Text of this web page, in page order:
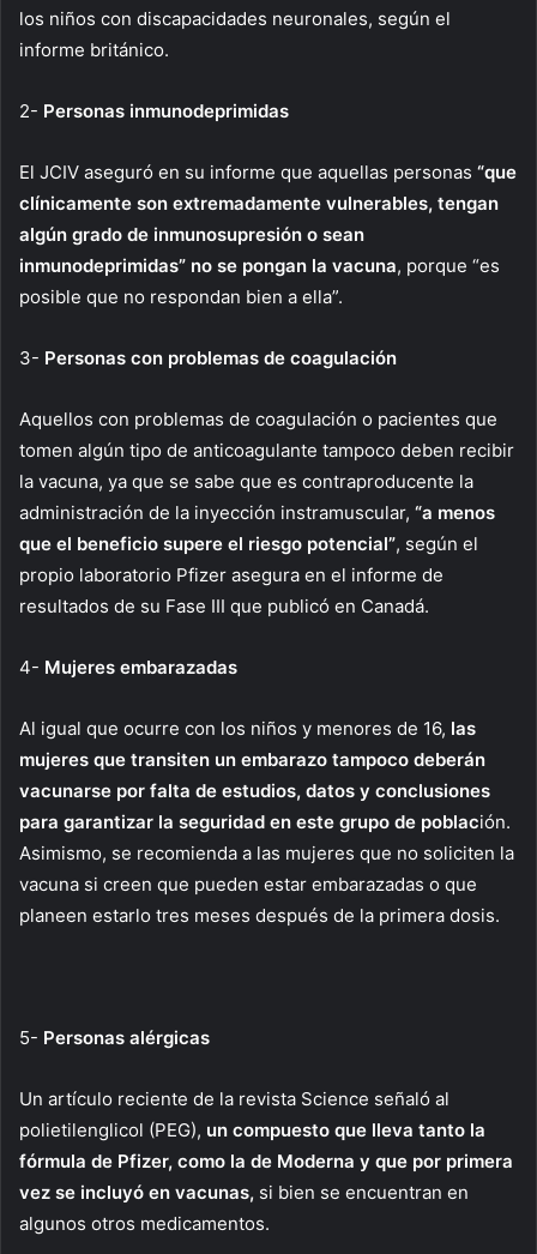
los niños con discapacidades neuronales, según el
informe británico.
2- Personas inmunodeprimidas
El JCIV aseguró en su informe que aquellas personas “que
clínicamente son extremadamente vulnerables, tengan
algún grado de inmunosupresión o sean
inmunodeprimidas” no se pongan la vacuna, porque “es
posible que no respondan bien a ella”.
3- Personas con problemas de coagulación
Aquellos con problemas de coagulación o pacientes que
tomen algún tipo de anticoagulante tampoco deben recibir
la vacuna, ya que se sabe que es contraproducente la
administración de la inyección instramuscular, “a menos
que el beneficio supere el riesgo potencial”, según el
propio laboratorio Pfizer asegura en el informe de
resultados de su Fase III que publicó en Canadá.
4- Mujeres embarazadas
Al igual que ocurre con los niños y menores de 16, las
mujeres que transiten un embarazo tampoco deberán
vacunarse por falta de estudios, datos y conclusiones
para garantizar la seguridad en este grupo de población.
Asimismo, se recomienda a las mujeres que no soliciten la
vacuna si creen que pueden estar embarazadas o que
planeen estarlo tres meses después de la primera dosis.
5- Personas alérgicas
Un artículo reciente de la revista Science señaló al
polietilenglicol (PEG), un compuesto que lleva tanto la
fórmula de Pfizer, como la de Moderna y que por primera
vez se incluyó en vacunas, si bien se encuentran en
algunos otros medicamentos.